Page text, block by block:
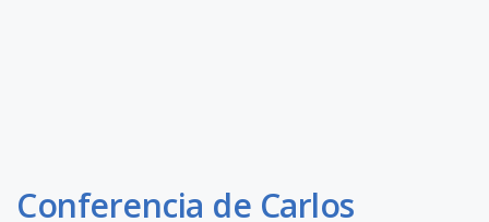
Conferencia de Carlos